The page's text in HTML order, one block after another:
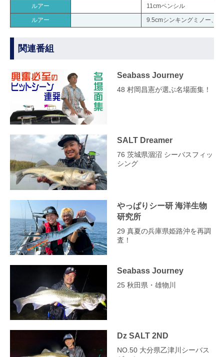
ルアー
11cmペンシル
ルアー
9.5cmシンキングミノー、
関連番組
Seabass Journey
48 村岡昌憲が選ぶ名場面集！
SALT Dreamer
76 茨城県涸沼 シーバスフィッ
シング
やっぱりシー研 海洋生物
研究所
29 真夏の兵庫県姫路沖を再調
査！
Seabass Journey
25 秋田県・雄物川
Dz SALT 2ND
NO.50 大分県乙津川シーバス